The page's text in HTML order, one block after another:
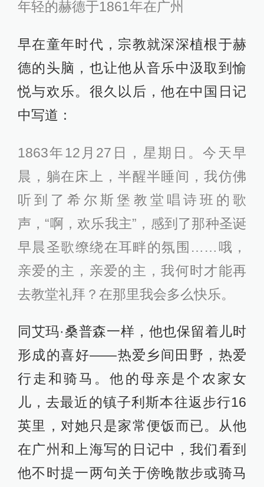
年轻的赫德于1861年在广州
早在童年时代，宗教就深深植根于赫
德的头脑，也让他从音乐中汲取到愉
悦与欢乐。很久以后，他在中国日记
中写道：
1863年12月27日，星期日。今天早
晨，躺在床上，半醒半睡间，我仿佛
听到了希尔斯堡教堂唱诗班的歌
声，“啊，欢乐我主”，感到了那种圣诞
早晨圣歌缭绕在耳畔的氛围……哦，
亲爱的主，亲爱的主，我何时才能再
去教堂礼拜？在那里我会多么快乐。
同艾玛·桑普森一样，他也保留着儿时
形成的喜好——热爱乡间田野，热爱
行走和骑马。他的母亲是个农家女
儿，去最近的镇子利斯本往返步行16
英里，对她只是家常便饭而已。从他
在广州和上海写的日记中，我们看到
他不时提一两句关于傍晚散步或骑马